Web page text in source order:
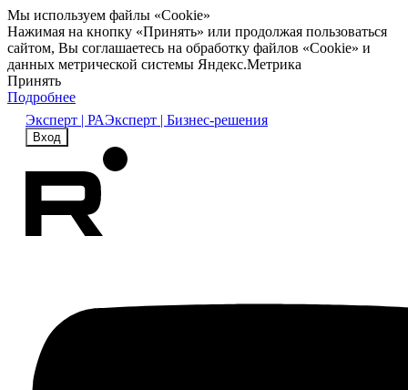
Мы используем файлы «Cookie»
Нажимая на кнопку «Принять» или продолжая пользоваться
сайтом, Вы соглашаетесь на обработку файлов «Cookie» и
данных метрической системы Яндекс.Метрика
Принять
Подробнее
Эксперт | РАЭксперт | Бизнес-решения
Вход